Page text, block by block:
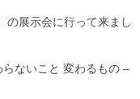
の展示会に行って来まし
ないこと 変わるもの –